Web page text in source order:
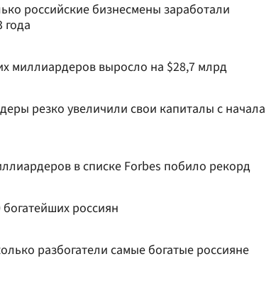
российские бизнесмены заработали
года
миллиардеров выросло на $28,7 млрд
резко увеличили свои капиталы с начала
в списке Forbes побило рекорд
россиян
разбогатели самые богатые россияне